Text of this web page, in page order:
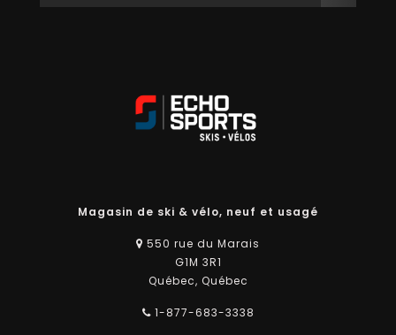
Magasin de ski & vélo, neuf et usagé
550 rue du Marais
G1M 3R1
Québec, Québec
1-877-683-3338